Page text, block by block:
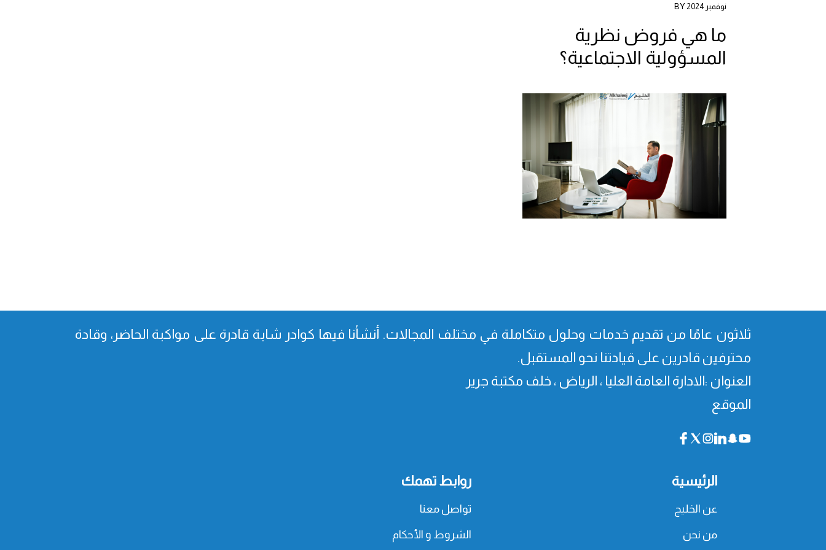
نوفمبر 2024 BY
ما هي فروض نظرية
المسؤولية الاجتماعية؟
ثلاثون عامًا من تقدیم خدمات وحلول متكاملة في مختلف المجالات. أنشأنا فیھا كوادر شابة قادرة على مواكبة الحاضر، وقادة
محترفین قادرین على قیادتنا نحو المستقبل.
العنوان :الادارة العامة العليا ، الرياض ، خلف مكتبة جرير
الموقع
الرئيسية
عن الخليج
من نحن
روابط تهمك
تواصل معنا
الشروط و الأحكام